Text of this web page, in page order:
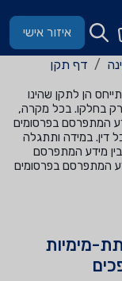
איזור אישי
דף תקן
הן לתקן שהינו
רק בחלקו. בכל מקרה,
המתפרסם בפרסומים
דין. במידה ותתגלה
מידע המתפרסם
המתפרסם בפרסומים
מימיות